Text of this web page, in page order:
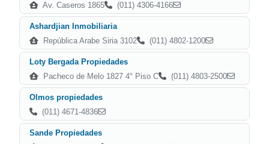
Av. Caseros 1865
(011) 4306-4166
Ashardjian Inmobiliaria
República Arabe Siria 3102
(011) 4802-1200
Loty Bergada Propiedades
Pacheco de Melo 1827 4° Piso C
(011) 4803-2500
Olmos propiedades
(011) 4671-4836
Sande Propiedades